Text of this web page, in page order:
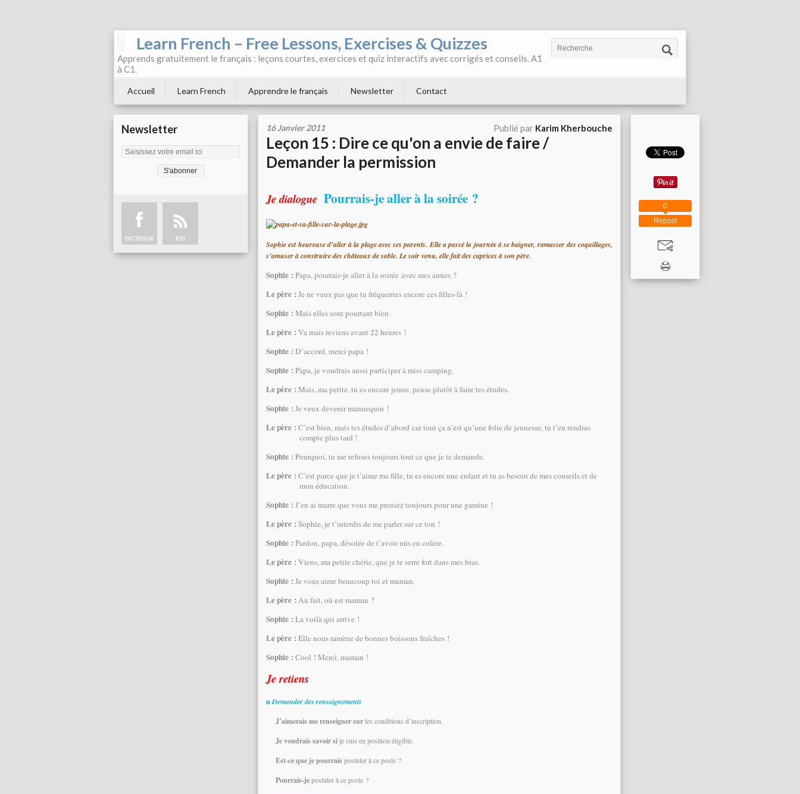
Learn French – Free Lessons, Exercises & Quizzes
Apprends gratuitement le français : leçons courtes, exercices et quiz interactifs avec corrigés et conseils. A1
à C1.
Accueil Learn French Apprendre le français Newsletter Contact
Newsletter
FACEBOOK RSS
16 Janvier 2011 Publié par Karim Kherbouche
Leçon 15 : Dire ce qu'on a envie de faire /
Demander la permission
Je dialogue Pourrais-je aller à la soirée ?
Sophie est heureuse d’aller à la plage avec ses parents. Elle a passé la journée à se baigner, ramasser des coquillages,
s’amuser à construire des châteaux de sable. Le soir venu, elle fait des caprices à son père.
Sophie : Papa, pourrais-je aller à la soirée avec mes amies ?
Le père : Je ne veux pas que tu fréquentes encore ces filles-là !
Sophie : Mais elles sont pourtant bien.
Le père : Va mais reviens avant 22 heures !
Sophie : D’accord, merci papa !
Sophie : Papa, je voudrais aussi participer à miss camping.
Le père : Mais, ma petite, tu es encore jeune, pense plutôt à faire tes études.
Sophie : Je veux devenir mannequin !
Le père : C’est bien, mais tes études d’abord car tout ça n’est qu’une folie de jeunesse, tu t’en rendras
compte plus tard !
Sophie : Pourquoi, tu me refuses toujours tout ce que je te demande.
Le père : C’est parce que je t’aime ma fille, tu es encore une enfant et tu as besoin de mes conseils et de
mon éducation.
Sophie : J’en ai marre que vous me preniez toujours pour une gamine !
Le père : Sophie, je t’interdis de me parler sur ce ton !
Sophie : Pardon, papa, désolée de t’avoir mis en colère.
Le père : Viens, ma petite chérie, que je te serre fort dans mes bras.
Sophie : Je vous aime beaucoup toi et maman.
Le père : Au fait, où est maman ?
Sophie : La voilà qui arrive !
Le père : Elle nous ramène de bonnes boissons fraîches !
Sophie : Cool ! Merci, maman !
Je retiens
n Demander des renseignements
J’aimerais me renseigner surles conditions d’inscription.
Je voudrais savoir si je suis en position éligible.
Est-ce que je pourraispostuler à ce poste ?
Pourrais-jepostuler à ce poste ?
Repost
0